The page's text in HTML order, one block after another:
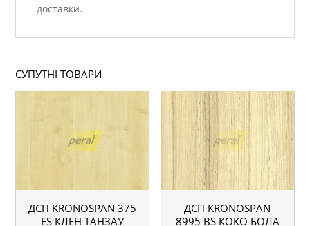
доставки.
СУПУТНІ ТОВАРИ
ДСП KRONOSPAN 375
ES КЛЕН ТАНЗАУ
ДСП KRONOSPAN
8995 ВS КОКО БОЛА